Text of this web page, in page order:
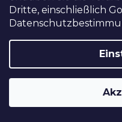
Dritte, einschließlich
Die
durchschnittliche
ist
von
5
€55,60
Zoom
AUF